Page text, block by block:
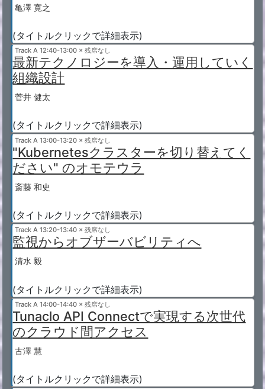
亀澤 寛之
(タイトルクリックで詳細表示)
Track A 12:40-13:00 × 残席なし
最新テクノロジーを導入・運用していく
組織設計
菅井 健太
(タイトルクリックで詳細表示)
Track A 13:00-13:20 × 残席なし
"Kubernetesクラスターを切り替えてく
ださい" のオモテウラ
斎藤 和史
(タイトルクリックで詳細表示)
Track A 13:20-13:40 × 残席なし
監視からオブザーバビリティへ
清水 毅
(タイトルクリックで詳細表示)
Track A 14:00-14:40 × 残席なし
Tunaclo API Connectで実現する次世代
のクラウド間アクセス
古澤 慧
(タイトルクリックで詳細表示)